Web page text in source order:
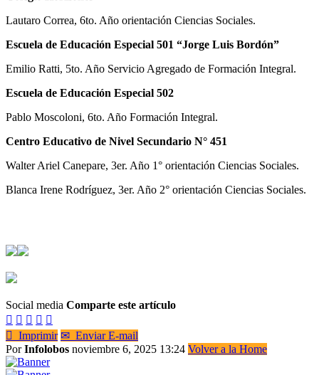
Lautaro Correa, 6to. Año orientación Ciencias Sociales.
Escuela de Educación Especial 501 “Jorge Luis Bordón”
Emilio Ratti, 5to. Año Servicio Agregado de Formación Integral.
Escuela de Educación Especial 502
Pablo Moscoloni, 6to. Año Formación Integral.
Centro Educativo de Nivel Secundario N° 451
Walter Ariel Canepare, 3er. Año 1° orientación Ciencias Sociales.
Blanca Irene Rodríguez, 3er. Año 2° orientación Ciencias Sociales.
Social media Comparte este artículo
    
 Imprimir ✉ Enviar E-mail
PorInfolobos noviembre 6, 2025 13:24 Volver a la Home